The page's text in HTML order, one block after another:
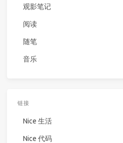
观影笔记
阅读
随笔
音乐
链接
Nice 生活
Nice 代码